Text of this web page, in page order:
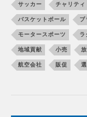
サッカー チャリティ
バスケットボール ブ
モータースポーツ ラ
地域貢献 小売
航空会社 販促